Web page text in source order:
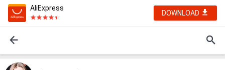
AliExpress
DOWNLOAD